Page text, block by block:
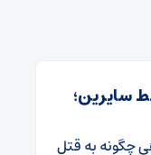
سایرین؛
چگونه به قتل